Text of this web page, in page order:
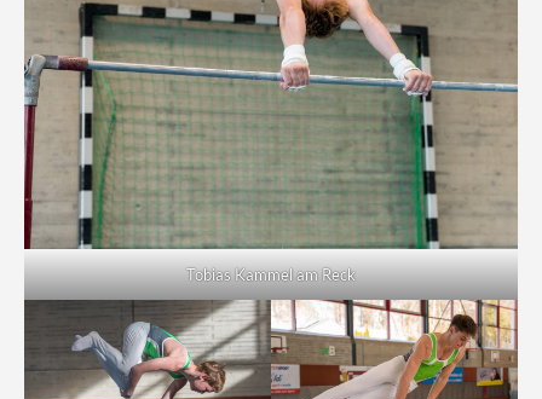
Tobias Kammel am Reck